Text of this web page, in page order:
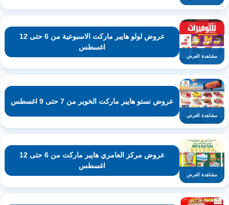
مشاهدة العرض
عروض لولو هايبر ماركت الاسبوعية من 6 حتى 12
اغسطس
مشاهدة العرض
عروض نستو هايبر ماركت الخوير من 7 حتى 9 اغسطس
مشاهدة العرض
عروض مركز العامري هايبر ماركت من 6 حتى 12
اغسطس